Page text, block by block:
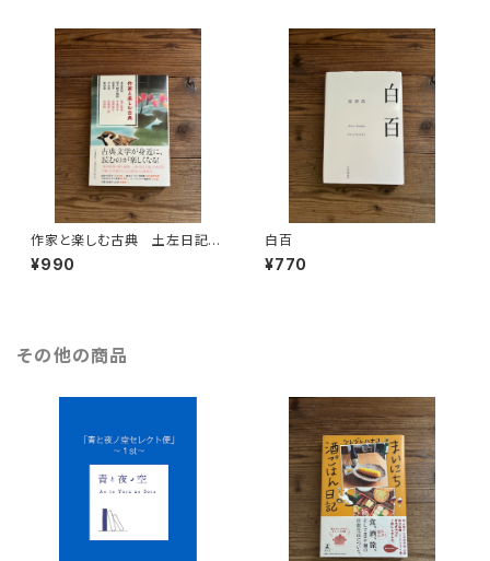
作家と楽しむ古典 土左日記
堤中納言物語 枕草子 方丈記 徒
然草
¥990
白百
¥770
その他の商品